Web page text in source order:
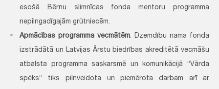
esošā Bērnu slimnīcas fonda mentoru programma
nepilngadīgajām grūtniecēm.
Apmācības programma vecmātēm. Dzemdību nama fonda
izstrādātā un Latvijas Ārstu biedrības akreditētā vecmāšu
atbalsta programma saskarsmē un komunikācijā “Vārda
spēks” tiks pilnveidota un piemērota darbam arī ar